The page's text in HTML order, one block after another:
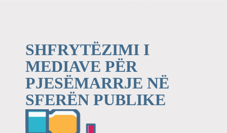
SHFRYTËZIMI I
MEDIAVE PËR
PJESËMARRJE NË
SFERËN PUBLIKE